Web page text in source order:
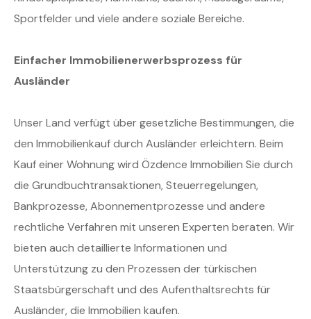
Sportfelder und viele andere soziale Bereiche.
Einfacher Immobilienerwerbsprozess für
Ausländer
Unser Land verfügt über gesetzliche Bestimmungen, die
den Immobilienkauf durch Ausländer erleichtern. Beim
Kauf einer Wohnung wird Özdence Immobilien Sie durch
die Grundbuchtransaktionen, Steuerregelungen,
Bankprozesse, Abonnementprozesse und andere
rechtliche Verfahren mit unseren Experten beraten. Wir
bieten auch detaillierte Informationen und
Unterstützung zu den Prozessen der türkischen
Staatsbürgerschaft und des Aufenthaltsrechts für
Ausländer, die Immobilien kaufen.